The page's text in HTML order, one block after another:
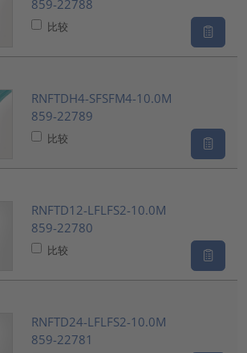
859-22788
比较
RNFTDH4-SFSFM4-10.0M
859-22789
比较
RNFTD12-LFLFS2-10.0M
859-22780
比较
RNFTD24-LFLFS2-10.0M
859-22781